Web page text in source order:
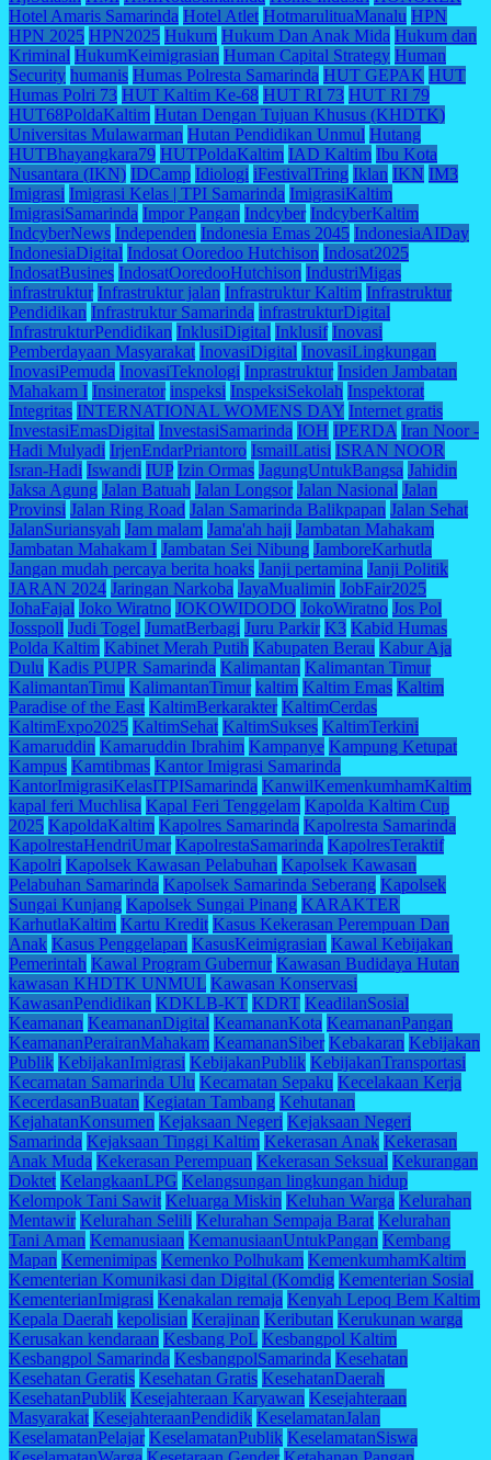
Hotel Amaris Samarinda Hotel Atlet HotmarulituaManalu HPN
HPN 2025 HPN2025 Hukum Hukum Dan Anak Mida Hukum dan
Kriminal HukumKeimigrasian Human Capital Strategy Human
Security humanis Humas Polresta Samarinda HUT GEPAK HUT
Humas Polri 73 HUT Kaltim Ke-68 HUT RI 73 HUT RI 79
HUT68PoldaKaltim Hutan Dengan Tujuan Khusus (KHDTK)
Universitas Mulawarman Hutan Pendidikan Unmul Hutang
HUTBhayangkara79 HUTPoldaKaltim IAD Kaltim Ibu Kota
Nusantara (IKN) IDCamp Idiologi iFestivalTring Iklan IKN IM3
Imigrasi Imigrasi Kelas | TPI Samarinda ImigrasiKaltim
ImigrasiSamarinda Impor Pangan Indcyber IndcyberKaltim
IndcyberNews Independen Indonesia Emas 2045 IndonesiaAIDay
IndonesiaDigital Indosat Ooredoo Hutchison Indosat2025
IndosatBusines IndosatOoredooHutchison IndustriMigas
infrastruktur Infrastruktur jalan Infrastruktur Kaltim Infrastruktur
Pendidikan Infrastruktur Samarinda infrastrukturDigital
InfrastrukturPendidikan InklusiDigital Inklusif Inovasi
Pemberdayaan Masyarakat InovasiDigital InovasiLingkungan
InovasiPemuda InovasiTeknologi Inprastruktur Insiden Jambatan
Mahakam I Insinerator inspeksi InspeksiSekolah Inspektorat
Integritas INTERNATIONAL WOMENS DAY Internet gratis
InvestasiEmasDigital InvestasiSamarinda IOH IPERDA Iran Noor -
Hadi Mulyadi IrjenEndarPriantoro IsmailLatisi ISRAN NOOR
Isran-Hadi Iswandi IUP Izin Ormas JagungUntukBangsa Jahidin
Jaksa Agung Jalan Batuah Jalan Longsor Jalan Nasional Jalan
Provinsi Jalan Ring Road Jalan Samarinda Balikpapan Jalan Sehat
JalanSuriansyah Jam malam Jama'ah haji Jambatan Mahakam
Jambatan Mahakam I Jambatan Sei Nibung JamboreKarhutla
Jangan mudah percaya berita hoaks Janji pertamina Janji Politik
JARAN 2024 Jaringan Narkoba JayaMualimin JobFair2025
JohaFajal Joko Wiratno JOKOWIDODO JokoWiratno Jos Pol
Josspoll Judi Togel JumatBerbagi Juru Parkir K3 Kabid Humas
Polda Kaltim Kabinet Merah Putih Kabupaten Berau Kabur Aja
Dulu Kadis PUPR Samarinda Kalimantan Kalimantan Timur
KalimantanTimu KalimantanTimur kaltim Kaltim Emas Kaltim
Paradise of the East KaltimBerkarakter KaltimCerdas
KaltimExpo2025 KaltimSehat KaltimSukses KaltimTerkini
Kamaruddin Kamaruddin Ibrahim Kampanye Kampung Ketupat
Kampus Kamtibmas Kantor Imigrasi Samarinda
KantorImigrasiKelasITPISamarinda KanwilKemenkumhamKaltim
kapal feri Muchlisa Kapal Feri Tenggelam Kapolda Kaltim Cup
2025 KapoldaKaltim Kapolres Samarinda Kapolresta Samarinda
KapolrestaHendriUmar KapolrestaSamarinda KapolresTeraktif
Kapolri Kapolsek Kawasan Pelabuhan Kapolsek Kawasan
Pelabuhan Samarinda Kapolsek Samarinda Seberang Kapolsek
Sungai Kunjang Kapolsek Sungai Pinang KARAKTER
KarhutlaKaltim Kartu Kredit Kasus Kekerasan Perempuan Dan
Anak Kasus Penggelapan KasusKeimigrasian Kawal Kebijakan
Pemerintah Kawal Program Gubernur Kawasan Budidaya Hutan
kawasan KHDTK UNMUL Kawasan Konservasi
KawasanPendidikan KDKLB-KT KDRT KeadilanSosial
Keamanan KeamananDigital KeamananKota KeamananPangan
KeamananPerairanMahakam KeamananSiber Kebakaran Kebijakan
Publik KebijakanImigrasi KebijakanPublik KebijakanTransportasi
Kecamatan Samarinda Ulu Kecamatan Sepaku Kecelakaan Kerja
KecerdasanBuatan Kegiatan Tambang Kehutanan
KejahatanKonsumen Kejaksaan Negeri Kejaksaan Negeri
Samarinda Kejaksaan Tinggi Kaltim Kekerasan Anak Kekerasan
Anak Muda Kekerasan Perempuan Kekerasan Seksual Kekurangan
Doktet KelangkaanLPG Kelangsungan lingkungan hidup
Kelompok Tani Sawit Keluarga Miskin Keluhan Warga Kelurahan
Mentawir Kelurahan Selili Kelurahan Sempaja Barat Kelurahan
Tani Aman Kemanusiaan KemanusiaanUntukPangan Kembang
Mapan Kemenimipas Kemenko Polhukam KemenkumhamKaltim
Kementerian Komunikasi dan Digital (Komdig Kementerian Sosial
KementerianImigrasi Kenakalan remaja Kenyah Lepoq Bem Kaltim
Kepala Daerah kepolisian Kerajinan Keributan Kerukunan warga
Kerusakan kendaraan Kesbang PoL Kesbangpol Kaltim
Kesbangpol Samarinda KesbangpolSamarinda Kesehatan
Kesehatan Geratis Kesehatan Gratis KesehatanDaerah
KesehatanPublik Kesejahteraan Karyawan Kesejahteraan
Masyarakat KesejahteraanPendidik KeselamatanJalan
KeselamatanPelajar KeselamatanPublik KeselamatanSiswa